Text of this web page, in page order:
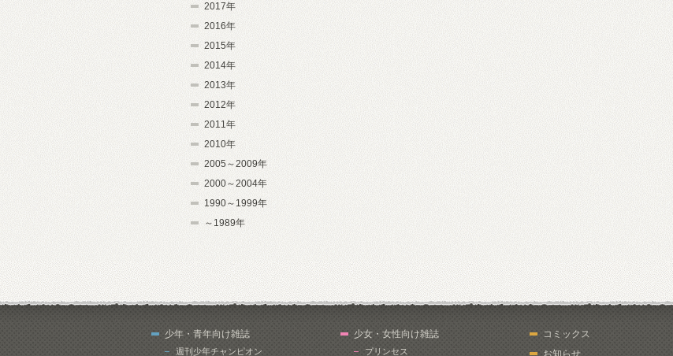
2017年
2016年
2015年
2014年
2013年
2012年
2011年
2010年
2005～2009年
2000～2004年
1990～1999年
～1989年
少年・青年向け雑誌
週刊少年チャンピオン
少女・女性向け雑誌
プリンセス
コミックス
お知らせ